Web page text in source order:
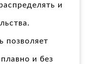
и
позволяет
и без